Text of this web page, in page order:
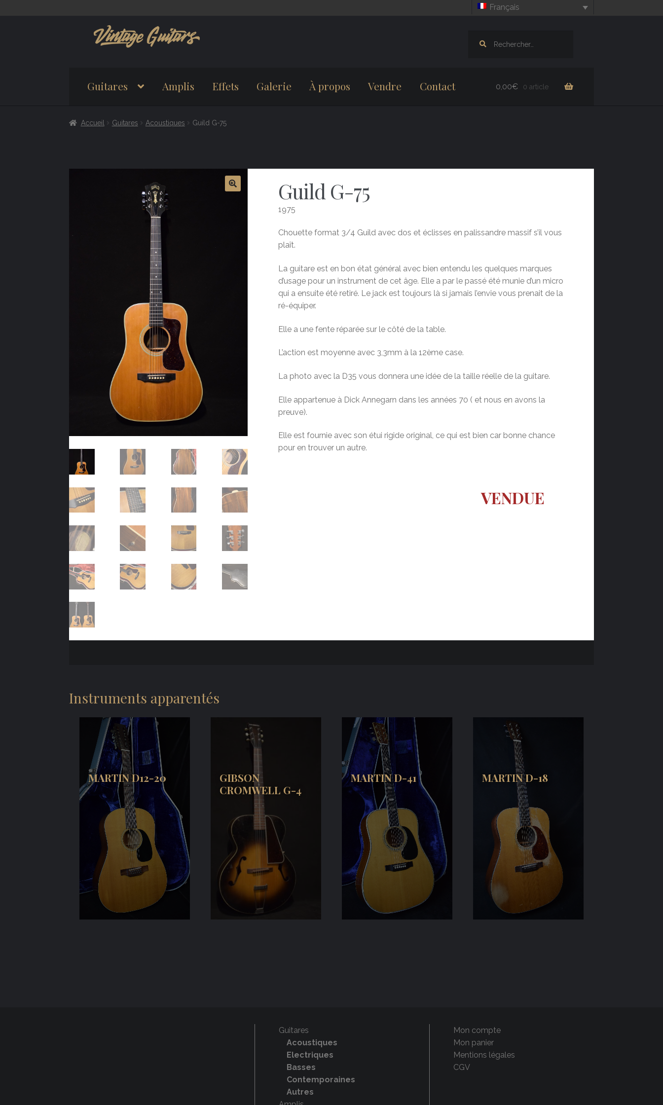
Français
la
au
contenu
Guitares Amplis Effets Galerie À propos Vendre Contact 0,00€ 0 article
Accueil Guitares Acoustiques Guild G-75
Guild G-75
1975
Chouette format 3/4 Guild avec dos et éclisses en palissandre massif s’il vous
plaît.
La guitare est en bon état général avec bien entendu les quelques marques
d’usage pour un instrument de cet âge. Elle a par le passé été munie d’un micro
qui a ensuite été retiré. Le jack est toujours là si jamais l’envie vous prenait de la
ré-équiper.
Elle a une fente réparée sur le côté de la table.
L’action est moyenne avec 3,3mm à la 12ème case.
La photo avec la D35 vous donnera une idée de la taille réelle de la guitare.
Elle appartenue à Dick Annegarn dans les années 70 ( et nous en avons la
preuve).
Elle est fournie avec son étui rigide original, ce qui est bien car bonne chance
pour en trouver un autre.
VENDUE
Instruments apparentés
MARTIN D12-20
GIBSON
CROMWELL G-4
MARTIN D-41 MARTIN D-18
Guitares
Acoustiques
Electriques
Basses
Contemporaines
Autres
Mon compte
Mon panier
Mentions légales
CGV